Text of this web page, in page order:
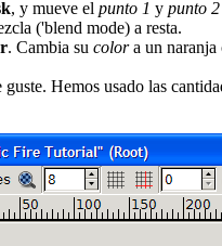
, y mueve el punto 1 y punto 2
('blend mode) a resta.
. Cambia su colora un naranja
Hemos usado las